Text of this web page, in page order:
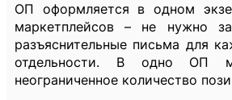
ОП оформляется в одном
маркетплейсов – не нужно
разъяснительные письма для
отдельности. В одно ОП
неограниченное количество